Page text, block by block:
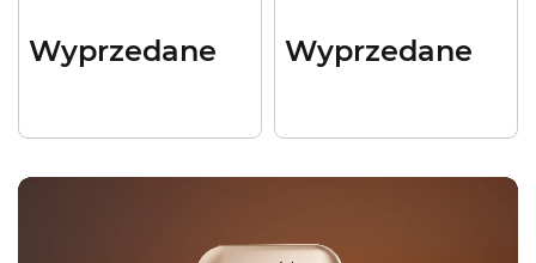
Wyprzedane Wyprzedane